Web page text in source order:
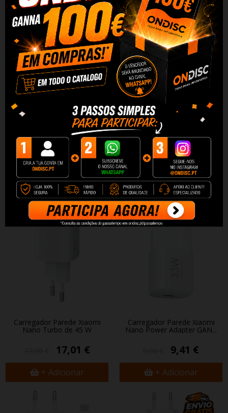
Xiaomi Carregador GaN
HyperCharge 67W QC3.0 USB-
10,90 € 10,35 €
+ Adicionar
Xiaomi Carregador Carro 67W
2x USB-C + Cabo...
22,90 € 21,76 €
+ Adicionar
Carregador Parede Xiaomi
Nano Turbo de 45 W
17,01 €
+ Adicionar
Carregador Parede Xiaomi
Nano Power Adapter GAN...
9,41 €
+ Adicionar